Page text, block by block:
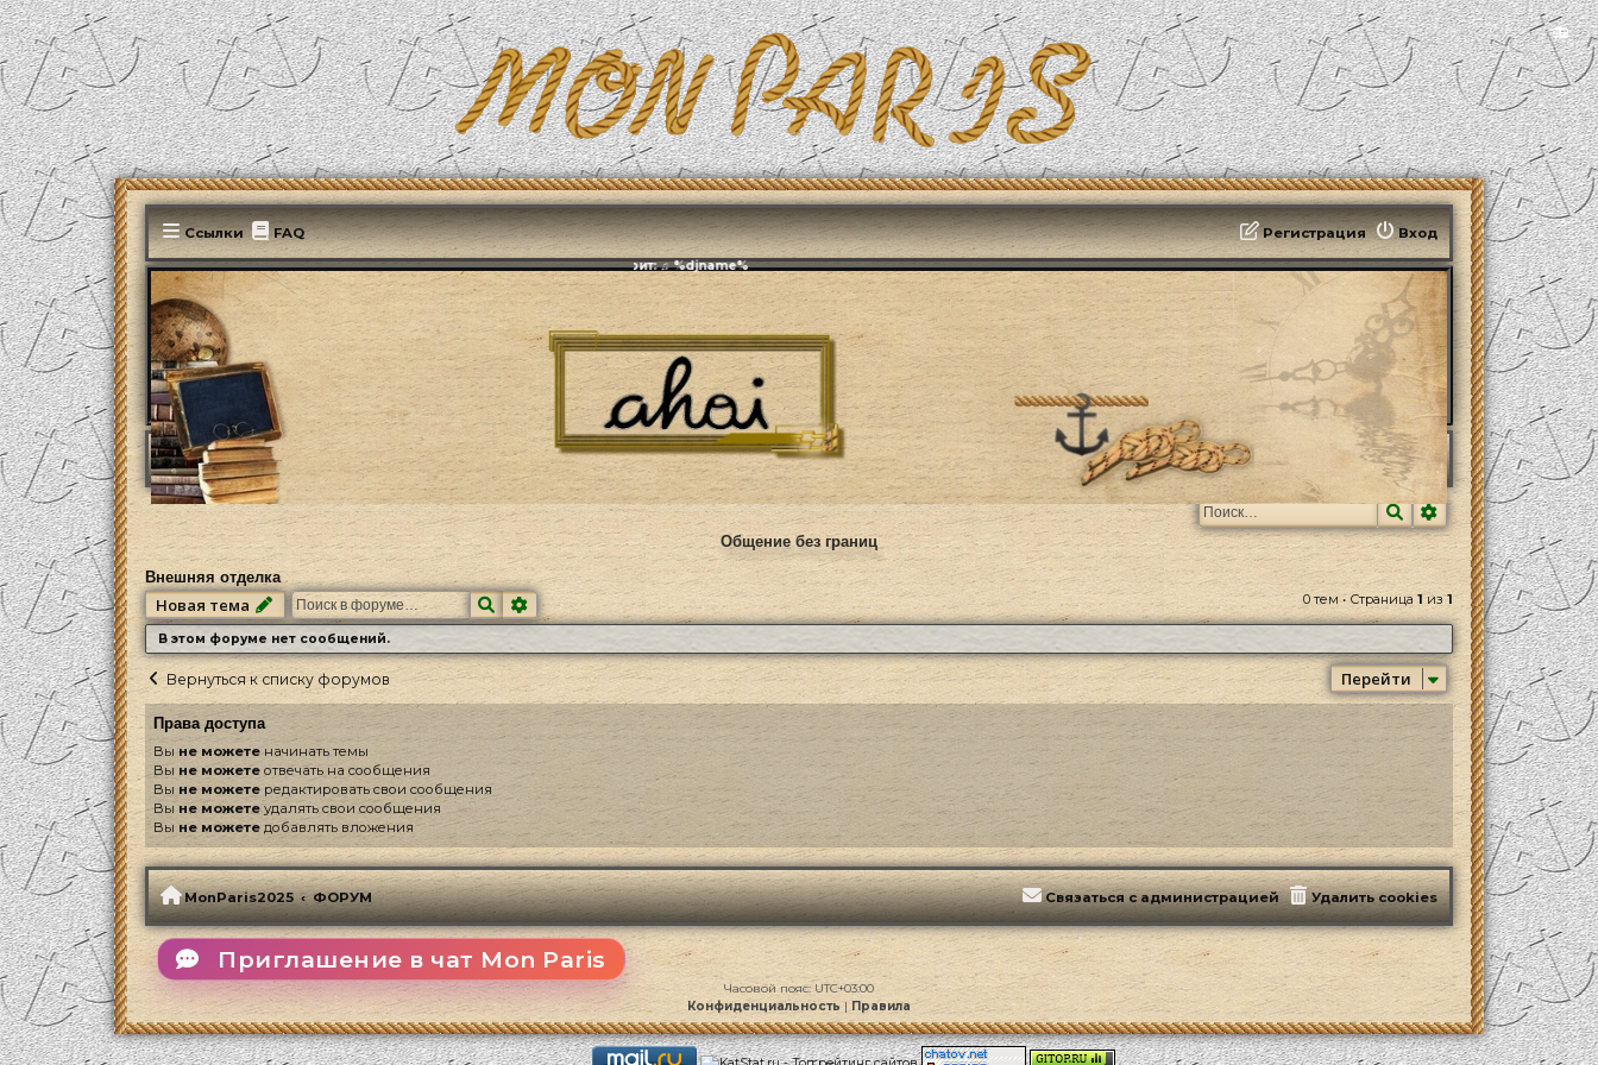
📻
Ссылки FAQ Вход
Регистрация
Эфирит: ♫ %djname%
MonParis2025 ФОРУМ Наша сегодняшняя жизнь Обустройство дома или квартиры Внешняя отделка
ПоискРасширенный
Общение без границ
Внешняя отделка
Новая тема ПоискРасширенный поиск 0 тем • Страница 1из1
В этом форуме нет сообщений.
Вернуться к списку форумов Перейти
Права доступа
Выне можете начинать темы
Вы не можете отвечать на сообщения
Вы не можетередактировать свои сообщения
Вы не можетеудалять свои сообщения
Вы не можетедобавлять вложения
MonParis2025 ФОРУМ Удалить cookies
Связаться с администрацией
Приглашение в чат Mon Paris
Часовой пояс:UTC+03:00
Конфиденциальность |Правила